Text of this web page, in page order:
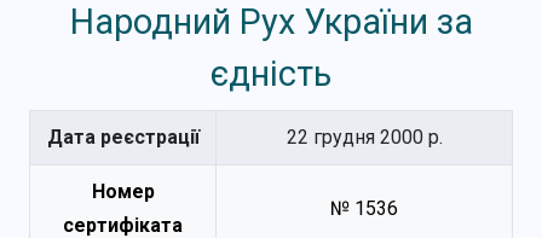
Народний Рух України за
єдність
Дата реєстрації 22 грудня 2000 р.
Номер
сертифіката
№ 1536